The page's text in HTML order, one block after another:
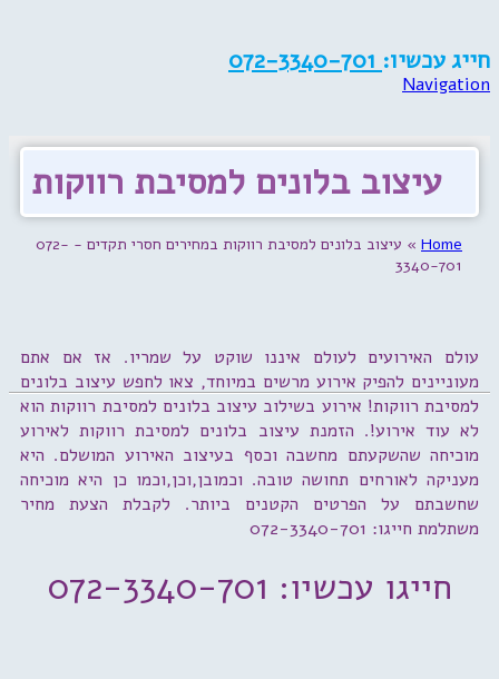
חייג עכשיו:
Navigation
עיצוב בלונים למסיבת רווקות
Home
»
עיצוב בלונים למסיבת רווקות במחירים חסרי תקדים - 072-
3340-701
עולם האירועים לעולם איננו שוקט על שמריו. אז אם אתם
מעוניינים להפיק אירוע מרשים במיוחד, צאו לחפש עיצוב בלונים
למסיבת רווקות! אירוע בשילוב עיצוב בלונים למסיבת רווקות הוא
לא עוד אירוע!. הזמנת עיצוב בלונים למסיבת רווקות לאירוע
מוכיחה שהשקעתם מחשבה וכסף בעיצוב האירוע המושלם. היא
מעניקה לאורחים תחושה טובה. וכמובן,וכן,וכמו כן היא מוכיחה
שחשבתם על הפרטים הקטנים ביותר. לקבלת הצעת מחיר
משתלמת חייגו: 072-3340-701
חייגו עכשיו: 072-3340-701